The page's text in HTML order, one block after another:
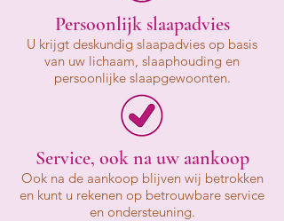
Persoonlijk slaapadvies
U krijgt deskundig slaapadvies op basis
van uw lichaam, slaaphouding en
persoonlijke slaapgewoonten.
Service, ook na uw aankoop
Ook na de aankoop blijven wij betrokken
en kunt u rekenen op betrouwbare service
en ondersteuning.